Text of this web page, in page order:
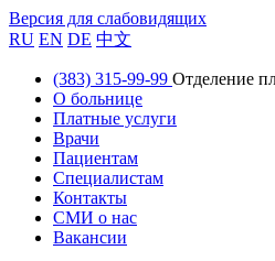
Версия для слабовидящих
RU EN DE 中文
(383) 315-99-99 Отделение
О больнице
Платные услуги
Врачи
Пациентам
Специалистам
Контакты
СМИ о нас
Вакансии